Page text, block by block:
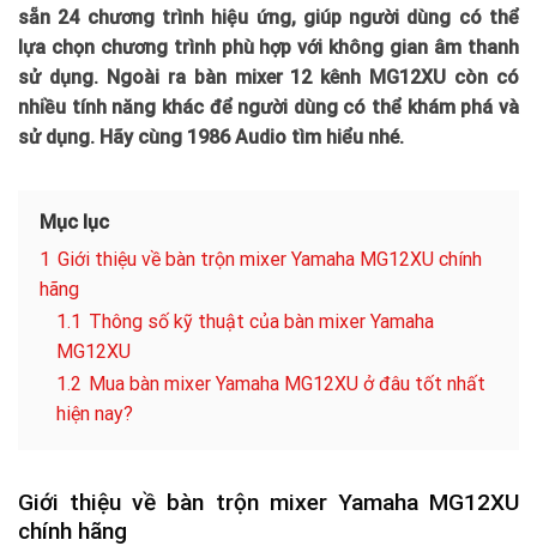
sẵn 24 chương trình hiệu ứng, giúp người dùng có thể
lựa chọn chương trình phù hợp với không gian âm thanh
sử dụng. Ngoài ra bàn mixer 12 kênh MG12XU còn có
nhiều tính năng khác để người dùng có thể khám phá và
sử dụng. Hãy cùng 1986 Audio tìm hiểu nhé.
Mục lục
1 Giới thiệu về bàn trộn mixer Yamaha MG12XU chính
hãng
1.1 Thông số kỹ thuật của bàn mixer Yamaha
MG12XU
1.2 Mua bàn mixer Yamaha MG12XU ở đâu tốt nhất
hiện nay?
Giới thiệu về bàn trộn mixer Yamaha MG12XU
chính hãng